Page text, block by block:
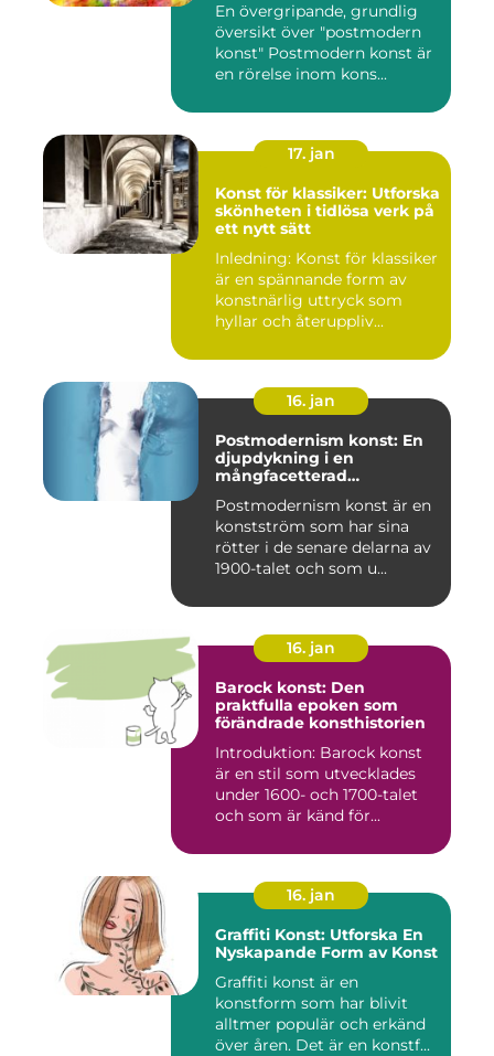
En övergripande, grundlig
översikt över "postmodern
konst" Postmodern konst är
en rörelse inom kons...
17. jan
Konst för klassiker: Utforska
skönheten i tidlösa verk på
ett nytt sätt
Inledning: Konst för klassiker
är en spännande form av
konstnärlig uttryck som
hyllar och återuppliv...
16. jan
Postmodernism konst: En
djupdykning i en
mångfacetterad
Postmodernism konst är en
konstström som har sina
rötter i de senare delarna av
1900-talet och som u...
16. jan
Barock konst: Den
praktfulla epoken som
förändrade konsthistorien
Introduktion: Barock konst
är en stil som utvecklades
under 1600- och 1700-talet
och som är känd för...
16. jan
Graffiti Konst: Utforska En
Nyskapande Form av Konst
Graffiti konst är en
konstform som har blivit
alltmer populär och erkänd
över åren. Det är en konstf...